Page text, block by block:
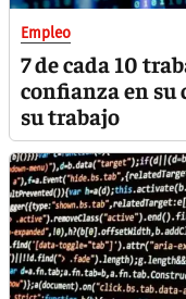
Empleo
7 de cada 10
confianza en su
su trabajo